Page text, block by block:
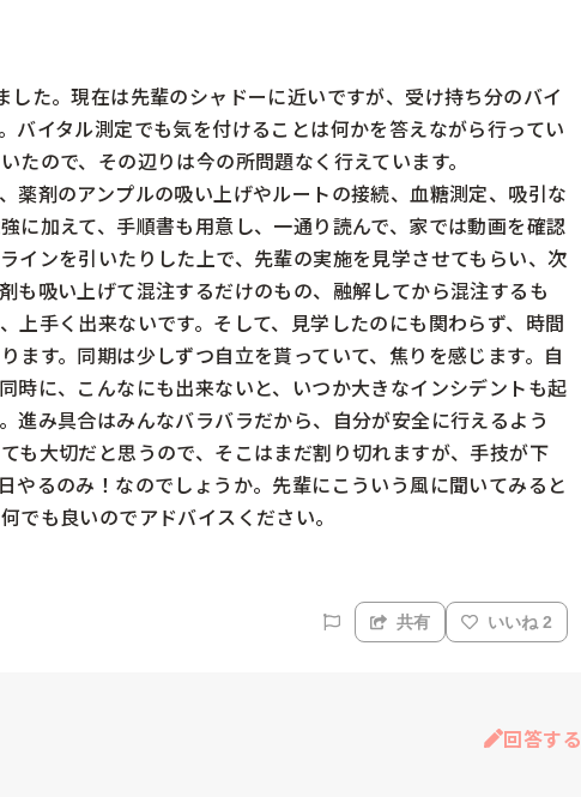
た。現在は先輩のシャドーに近いですが、受け持ち分のバイ
バイタル測定でも気を付けることは何かを答えながら行ってい
たので、その辺りは今の所問題なく行えています。
薬剤のアンプルの吸い上げやルートの接続、血糖測定、吸引な
に加えて、手順書も用意し、一通り読んで、家では動画を確認
インを引いたりした上で、先輩の実施を見学させてもらい、次
も吸い上げて混注するだけのもの、融解してから混注するも
手く出来ないです。そして、見学したのにも関わらず、時間
ます。同期は少しずつ自立を貰っていて、焦りを感じます。自
時に、こんなにも出来ないと、いつか大きなインシデントも起
進み具合はみんなバラバラだから、自分が安全に行えるよう
も大切だと思うので、そこはまだ割り切れますが、手技が下
やるのみ！なのでしょうか。先輩にこういう風に聞いてみると
共有 いいね 2
回答する